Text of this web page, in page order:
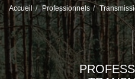
Accueil Professionnels